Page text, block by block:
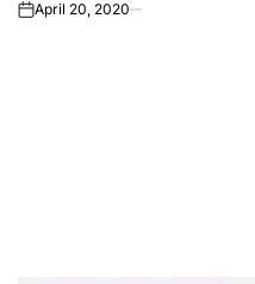
onApril 20, 2020